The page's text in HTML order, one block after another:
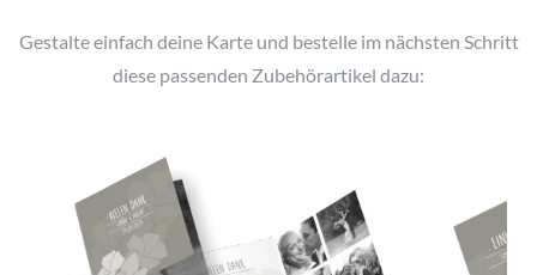
Gestalte einfach deine Karte und bestelle im nächsten Schritt
diese passenden Zubehörartikel dazu: